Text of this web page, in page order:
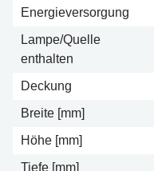
Energieversorgung
Lampe/Quelle
enthalten
Deckung
Breite [mm]
Höhe [mm]
Tiefe [mm]